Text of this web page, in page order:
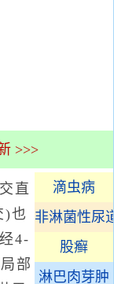
>>>
滴虫病
非淋菌性尿
股癣
淋巴肉芽肿
直
)也
4-
部